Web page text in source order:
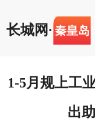
长城网· 秦皇岛
1-5月规上工
出